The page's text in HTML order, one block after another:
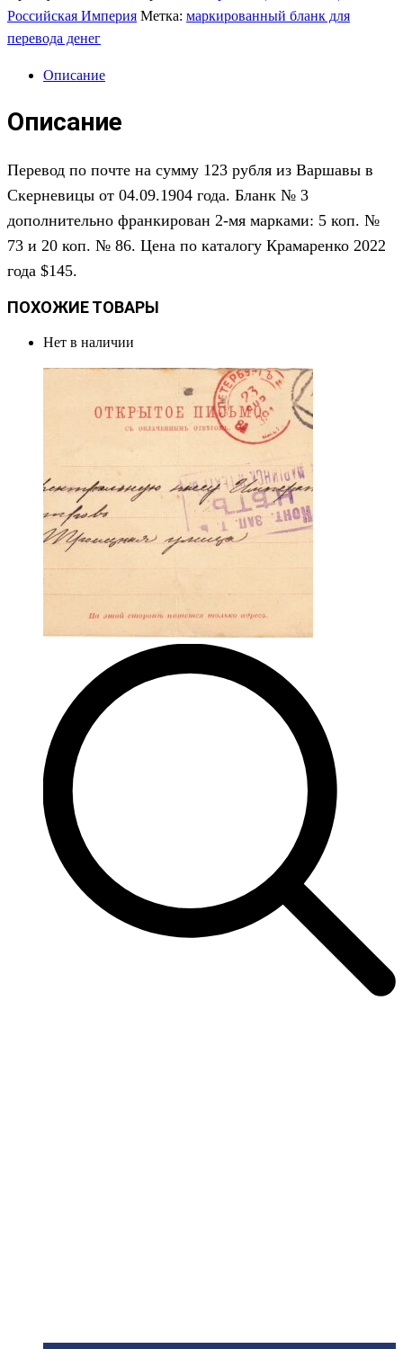
Российская Империя Метка: маркированный бланк для
перевода денег
Описание
Описание
Перевод по почте на сумму 123 рубля из Варшавы в
Скерневицы от 04.09.1904 года. Бланк № 3
дополнительно франкирован 2-мя марками: 5 коп. №
73 и 20 коп. № 86. Цена по каталогу Крамаренко 2022
года $145.
ПОХОЖИЕ ТОВАРЫ
Нет в наличии